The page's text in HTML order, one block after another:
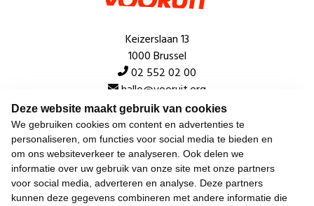
Deze website maakt gebruik van cookies
We gebruiken cookies om content en advertenties te
personaliseren, om functies voor social media te bieden en
om ons websiteverkeer te analyseren. Ook delen we
informatie over uw gebruik van onze site met onze partners
voor social media, adverteren en analyse. Deze partners
kunnen deze gegevens combineren met andere informatie die
Keizerslaan 13
1000 Brussel
02 552 02 00
hallo@vooruit.org
Snel
Over de beweging
Algemeen